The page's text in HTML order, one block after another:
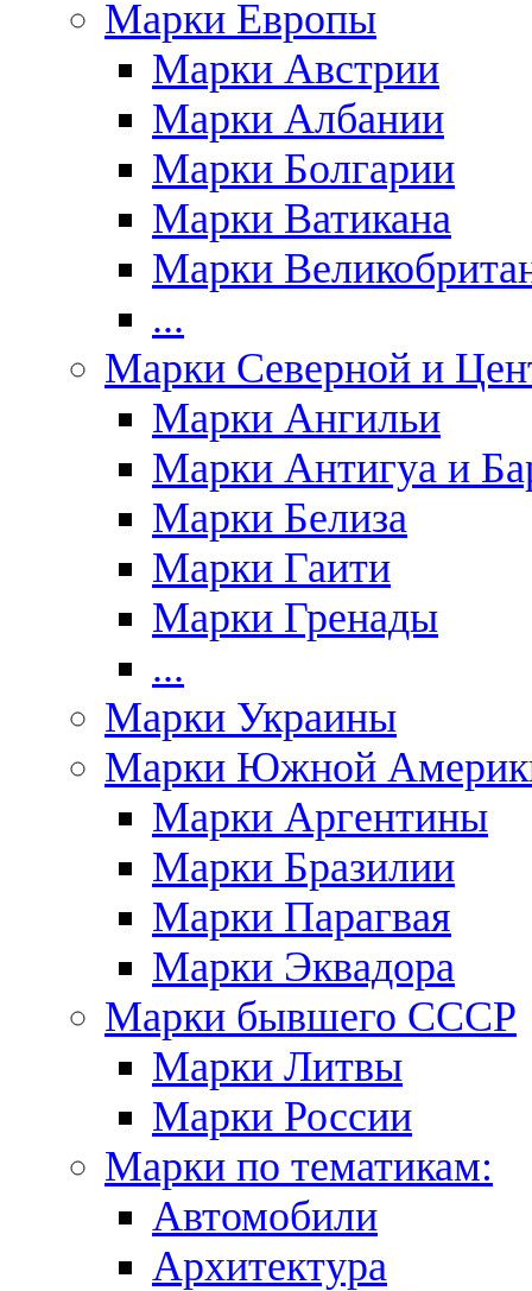
Марки Европы
Марки Австрии
Марки Албании
Марки Болгарии
Марки Ватикана
Марки
...
Марки Северной и
Марки Ангильи
Марки Антигуа и
Марки Белиза
Марки Гаити
Марки Гренады
...
Марки Украины
Марки Южной
Марки Аргентины
Марки Бразилии
Марки Парагвая
Марки Эквадора
Марки бывшего СССР
Марки Литвы
Марки России
Марки по тематикам:
Автомобили
Архитектура